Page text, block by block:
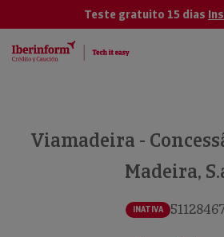
Teste gratuito 15 dias
Viamadeira -
Madeira,
INATIVA